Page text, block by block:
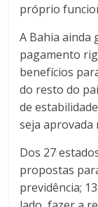
próprio
A Bahia ainda
pagamento
benefícios
do resto do
de
seja aprovada
Dos 27
propostas
previdência;